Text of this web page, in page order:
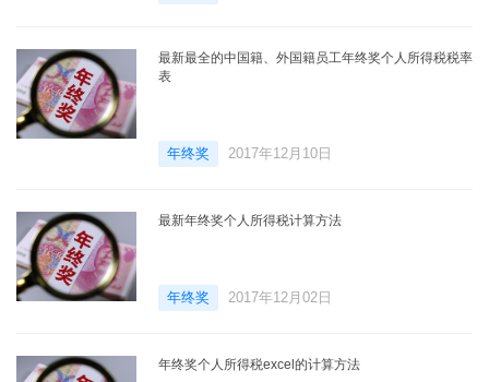
最新最全的中国籍、外国籍员工年终奖个人所得税税率
表
年终奖 2017年12月10日
最新年终奖个人所得税计算方法
年终奖 2017年12月02日
年终奖个人所得税excel的计算方法